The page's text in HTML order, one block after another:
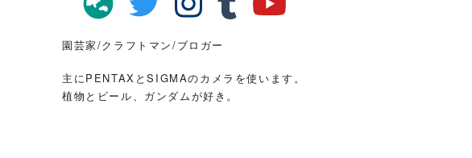
園芸家/クラフトマン/ブロガー
主にPENTAXとSIGMAのカメラを使います。
植物とビール、ガンダムが好き。